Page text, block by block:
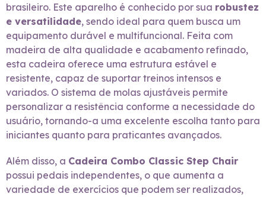
brasileiro. Este aparelho é conhecido por sua robustez
e versatilidade, sendo ideal para quem busca um
equipamento durável e multifuncional. Feita com
madeira de alta qualidade e acabamento refinado,
esta cadeira oferece uma estrutura estável e
resistente, capaz de suportar treinos intensos e
variados. O sistema de molas ajustáveis permite
personalizar a resistência conforme a necessidade do
usuário, tornando-a uma excelente escolha tanto para
iniciantes quanto para praticantes avançados.
Além disso, a Cadeira Combo Classic Step Chair
possui pedais independentes, o que aumenta a
variedade de exercícios que podem ser realizados,